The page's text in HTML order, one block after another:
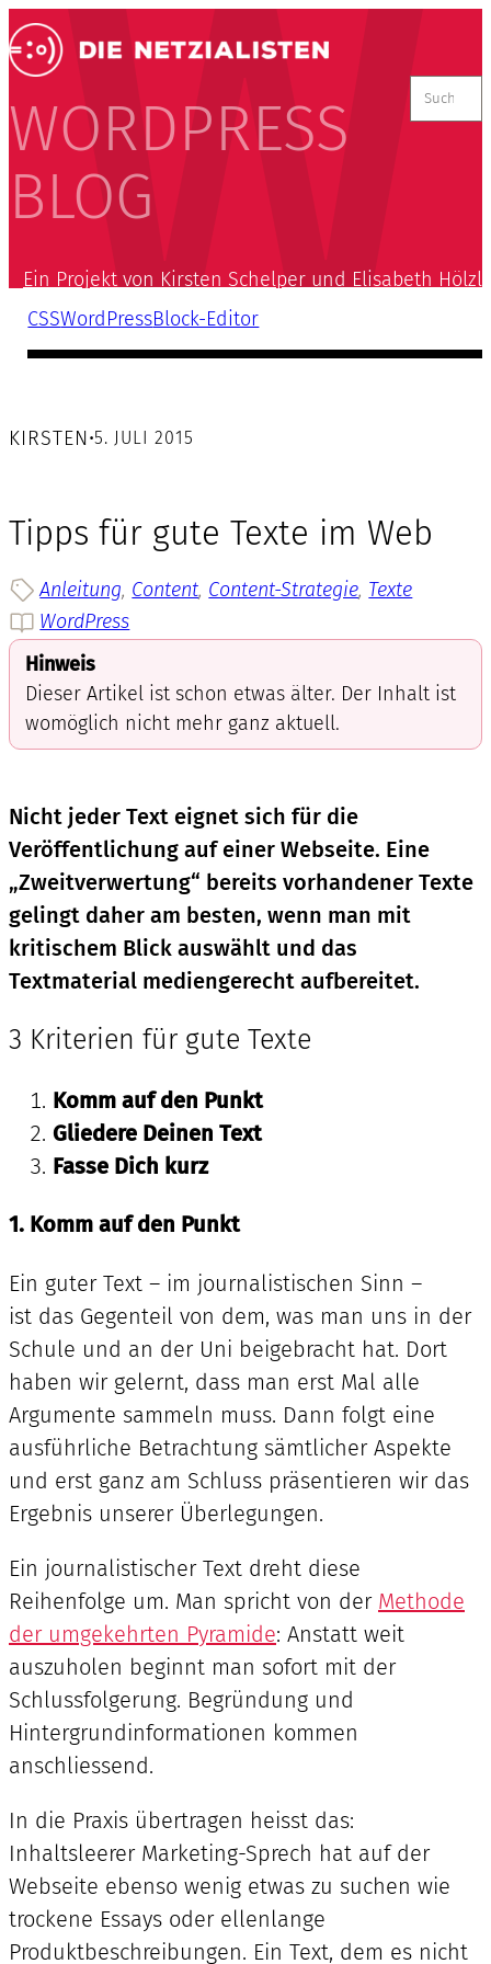
WORDPRESS
BLOG
nach:
Ein Projekt von Kirsten Schelper und Elisabeth Hölzl
CSSWordPressBlock-Editor
KIRSTEN•5. JULI 2015
Tipps für gute Texte im Web
Anleitung, Content, Content-Strategie, Texte
WordPress
Hinweis
Dieser Artikel ist schon etwas älter. Der Inhalt ist
womöglich nicht mehr ganz aktuell.
Nicht jeder Text eignet sich für die
Veröffentlichung auf einer Webseite. Eine
„Zweitverwertung“ bereits vorhandener Texte
gelingt daher am besten, wenn man mit
kritischem Blick auswählt und das
Textmaterial mediengerecht aufbereitet.
3 Kriterien für gute Texte
Komm auf den Punkt
Gliedere Deinen Text
Fasse Dich kurz
1. Komm auf den Punkt
Ein guter Text – im journalistischen Sinn –
ist das Gegenteil von dem, was man uns in der
Schule und an der Uni beigebracht hat. Dort
haben wir gelernt, dass man erst Mal alle
Argumente sammeln muss. Dann folgt eine
ausführliche Betrachtung sämtlicher Aspekte
und erst ganz am Schluss präsentieren wir das
Ergebnis unserer Überlegungen.
Ein journalistischer Text dreht diese
Reihenfolge um. Man spricht von der Methode
der umgekehrten Pyramide: Anstatt weit
auszuholen beginnt man sofort mit der
Schlussfolgerung. Begründung und
Hintergrundinformationen kommen
anschliessend.
In die Praxis übertragen heisst das:
Inhaltsleerer Marketing-Sprech hat auf der
Webseite ebenso wenig etwas zu suchen wie
trockene Essays oder ellenlange
Produktbeschreibungen. Ein Text, dem es nicht